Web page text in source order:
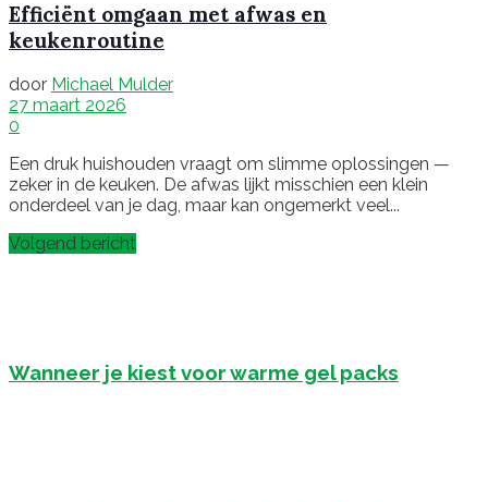
Efficiënt omgaan met afwas en
keukenroutine
door Michael Mulder
27 maart 2026
0
Een druk huishouden vraagt om slimme oplossingen —
zeker in de keuken. De afwas lijkt misschien een klein
onderdeel van je dag, maar kan ongemerkt veel...
Volgend bericht
Wanneer je kiest voor warme gel packs